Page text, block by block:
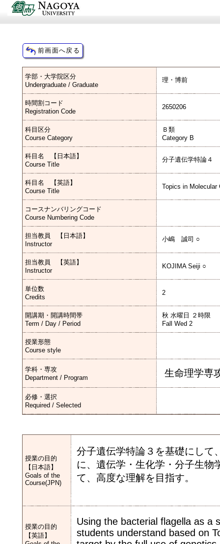
学部・大学院区分
Undergraduate / Graduate
理・博前
時間割コード
Registration Code
2650206
科目区分
Course Category
Ｂ類
Category B
科目名 【日本語】
Course Title
分子遺伝学特論４
科目名 【英語】
Course Title
Topics in Molecular
コースナンバリングコード
Course Numbering Code
担当教員 【日本語】
Instructor
小嶋 誠司 ○
担当教員 【英語】
Instructor
KOJIMA Seiji ○
単位数
Credits
2
開講期・開講時間帯
Term / Day / Period
秋 水曜日 ２時限
Fall Wed 2
授業形態
Course style
学科・専攻
Department / Program
生命理学専
必修・選択
Required / Selected
授業の目的
【日本語】
Goals of the
Course(JPN)
分子遺伝学特論３を基礎にして
に、遺伝学・生化学・分子生物
て、高度な理解を目指す。
授業の目的
【英語】
Using the bacterial flagella as a
students understand based on